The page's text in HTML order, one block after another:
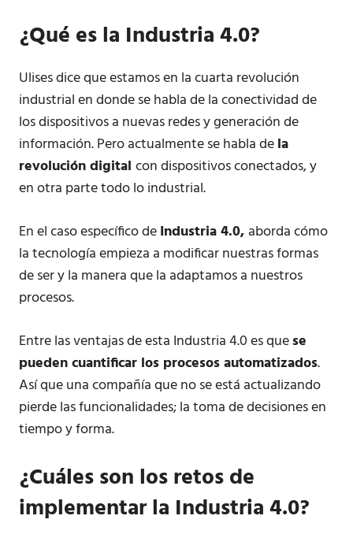
¿Qué es la Industria 4.0?
Ulises dice que estamos en la cuarta revolución
industrial en donde se habla de la conectividad de
los dispositivos a nuevas redes y generación de
información. Pero actualmente se habla dela
revolución digital con dispositivos conectados, y
en otra parte todo lo industrial.
En el caso específico deIndustria 4.0, aborda cómo
la tecnología empieza a modificar nuestras formas
de ser y la manera que la adaptamos a nuestros
procesos.
Entre las ventajas de esta Industria 4.0 es quese
pueden cuantificar los procesos automatizados.
Así que una compañía que no se está actualizando
pierde las funcionalidades; la toma de decisiones en
tiempo y forma.
¿Cuáles son los retos de
implementar la Industria 4.0?